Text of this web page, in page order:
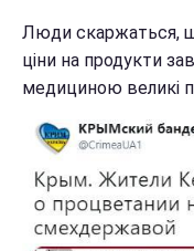
Люди скаржаться,
ціни на продукти
медициною великі